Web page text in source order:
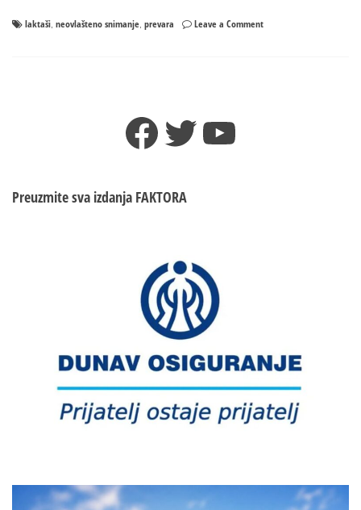
laktaši, neovlašteno snimanje, prevara Leave a Commenton
Facebook
TwitterYouTube
Preuzmite sva izdanja FAKTORA